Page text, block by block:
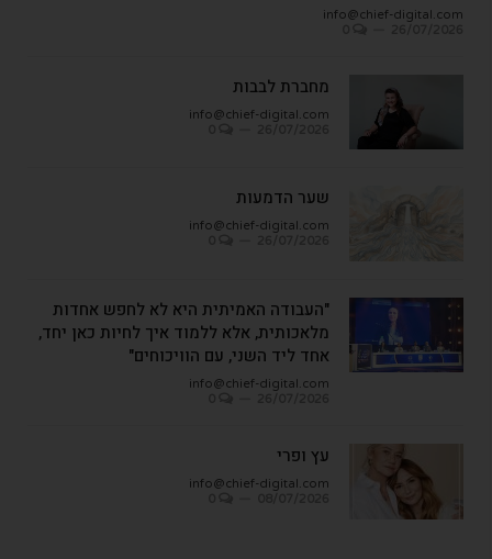
info@chief-digital.com
מחברת לבבות
info@chief-digital.com
שער הדמעות
info@chief-digital.com
"העבודה האמיתית היא לא לחפש אחדות
מלאכותית, אלא ללמוד איך לחיות כאן יחד,
אחד ליד השני, עם הוויכוחים"
info@chief-digital.com
עץ ופרי
info@chief-digital.com